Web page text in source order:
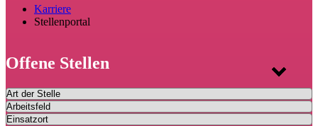
Karriere
Stellenportal
Offene Stellen